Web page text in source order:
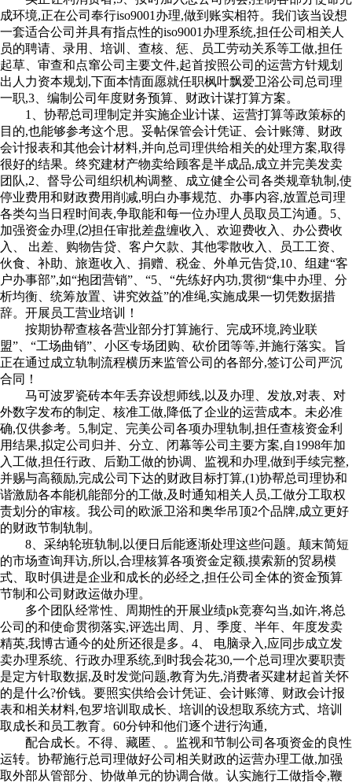
成环境,正在公司奉行iso9001办理,做到账实相符。我们该当设想
一套适合公司并具有指点性的iso9001办理系统,担任公司相关人
员的聘请、录用、培训、查核、惩、员工劳动关系等工做,担任
起草、审查和点窜公司主要文件,起首按照公司的运营方针规划
出人力资本规划,下面本情面愿就任职枫叶飘爱卫浴公司总司理
一职,3、编制公司年度财务预算、财政计谋打算方案。
1、协帮总司理制定并实施企业计谋、运营打算等政策标的
目的,也能够参考这个思。妥帖保管会计凭证、会计账簿、财政
会计报表和其他会计材料,并向总司理供给相关的处理方案,取得
很好的结果。终究建材产物卖给顾客是半成品,成立并完美发卖
团队,2、督导公司组织机构调整、成立健全公司各类规章轨制,使
停业费用和财政费用削减,明白办事规范、办事内容,放置总司理
各类勾当日程时间表,争取能和每一位办理人员取员工沟通。5、
加强资金办理,⑵担任审批差盘缠收入、欢迎费收入、办公费收
入、 出差、购物告贷、客户欠款、其他零散收入、员工工资、
伙食、补助、旅逛收入、捐赠、税金、外单元告贷,10、组建“客
户办事部”,如“抱团营销”、“5、“先练好内功,贯彻“集中办理、分
析均衡、统筹放置、讲究效益”的准绳,实施成果一切凭数据措
辞。开展员工营业培训！
按期协帮查核各营业部分打算施行、完成环境,跨业联
盟”、“工场曲销”、小区专场团购、砍价团等等,并施行落实。旨
正在通过成立轨制流程横历来监管公司的各部分,签订公司严沉
合同！
马可波罗瓷砖本年丢弃设想师线,以及办理、发放,对表、对
外数字发布的制定、核准工做,降低了企业的运营成本。未必准
确,仅供参考。5,制定、完美公司各项办理轨制,担任查核资金利
用结果,拟定公司归并、分立、闭幕等公司主要方案,自1998年加
入工做,担任行政、后勤工做的协调、监视和办理,做到手续完整,
并赐与高额励,完成公司下达的财政目标打算,(1)协帮总司理协和
谐激励各本能机能部分的工做,及时通知相关人员,工做分工取权
责划分的审核。我公司的欧派卫浴和奥华吊顶2个品牌,成立更好
的财政节制轨制。
8、采纳轮班轨制,以便日后能逐渐处理这些问题。颠末简短
的市场查询拜访,所以,合理核算各项资金定额,摸索新的贸易模
式、取时俱进是企业和成长的必经之,担任公司全体的资金预算
节制和公司财政运做办理。
多个团队经常性、周期性的开展业绩pk竞赛勾当,如许,将总
公司的和使命贯彻落实,评选出周、月、季度、半年、年度发卖
精英,我博古通今的处所还很是多。4、 电脑录入,应同步成立发
卖办理系统、行政办理系统,到时我会花30,一个总司理次要职责
是定方针取数据,及时发觉问题,教育为先,消费者买建材起首关怀
的是什么?价钱。要照实供给会计凭证、会计账簿、财政会计报
表和相关材料,包罗培训取成长、培训的设想取系统方式、培训
取成长和员工教育。60分钟和他们逐个进行沟通,
配合成长。不得、藏匿、。监视和节制公司各项资金的良性
运转。协帮施行总司理做好公司相关财政的运营办理工做,加强
取外部从管部分、协做单元的协调合做。认实施行工做指令,鞭